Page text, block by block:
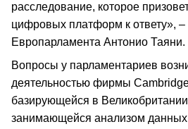
расследование, которое
цифровых платформ к ответу», –
Европарламента Антонио Таяни.
Вопросы у парламентариев
деятельностью фирмы
базирующейся в
занимающейся анализом